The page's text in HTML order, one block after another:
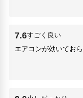
ベトナム語
北京語
巣鴨プリズン跡
新宿武蔵野ホール
新文芸坐(570m)
7.6すごく良い
エアコンが効いてお